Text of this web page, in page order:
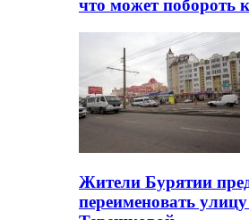
что может побороть
Жители Бурятии
переименовать